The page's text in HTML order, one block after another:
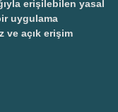
erişilebilen yasal
uygulama
ve açık erişim